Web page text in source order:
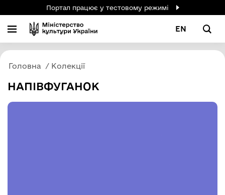
Портал працює у тестовому режимі
EN
Головна Колекції
НАПІВФУГАНОК